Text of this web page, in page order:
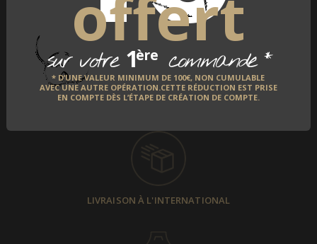
offert
sur votre 1ère commande*
* D’UNE VALEUR MINIMUM DE 100€, NON CUMULABLE
AVEC UNE AUTRE OPÉRATION.CETTE RÉDUCTION EST PRISE
EN COMPTE DÈS L’ÉTAPE DE CRÉATION DE COMPTE.
PAIEMENT SÉCURISÉ
LIVRAISON À L'INTERNATIONAL